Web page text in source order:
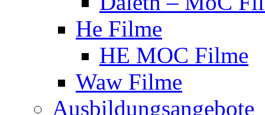
He Filme
HE MOC Filme
Waw Filme
Ausbildungsangebote